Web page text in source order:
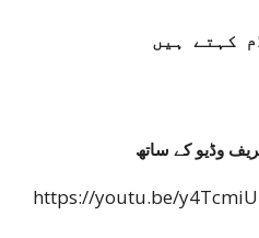
کہتے ہیں
وڈیو کے ساتھ
https://youtu.be/